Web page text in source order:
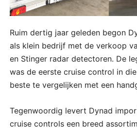
Ruim dertig jaar geleden begon
als klein bedrijf met de verkoop
en Stinger radar detectoren. De
was de eerste cruise control in
beste te vergelijken met een
Tegenwoordig levert Dynad
cruise controls een breed